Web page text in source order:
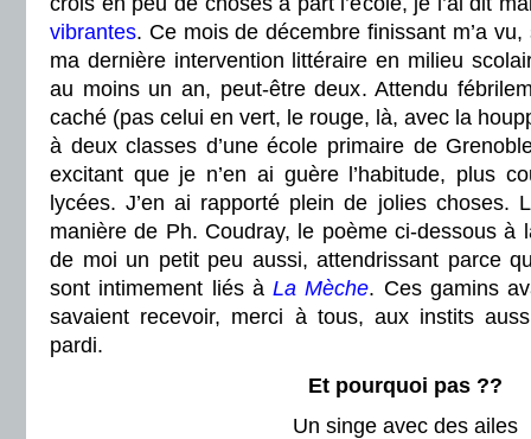
vibrantes. Ce mois de décembre finissant m’a
ma dernière intervention littéraire en milieu
au moins un an, peut-être deux. Attendu
caché (pas celui en vert, le rouge, là, avec la
à deux classes d’une école primaire de
excitant que je n’en ai guère l’habitude, plus
lycées. J’en ai rapporté plein de jolies choses.
manière de Ph. Coudray, le poème ci-dessous à
de moi un petit peu aussi, attendrissant parce
sont intimement liés àLa Mèche. Ces gamins
savaient recevoir, merci à tous, aux instits
pardi.
Et pourquoi pas ??
Un singe avec des ailes